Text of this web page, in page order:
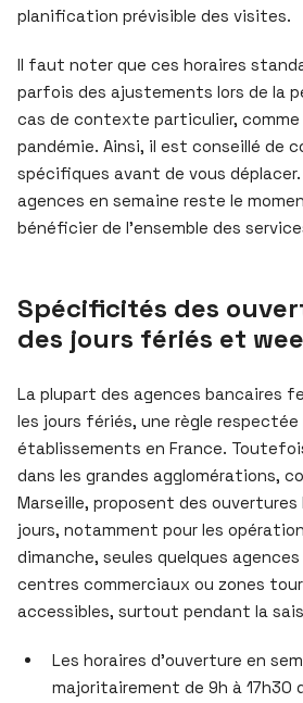
planification prévisible des visites.
Il faut noter que ces horaires
parfois des ajustements lors de la
cas de contexte particulier,
pandémie. Ainsi, il est conseillé de
spécifiques avant de vous déplacer.
agences en semaine reste le
bénéficier de l’ensemble des
Spécificités des
des jours fériés et
La plupart des agences bancaires
les jours fériés, une règle respectée
établissements en France.
dans les grandes agglomérations,
Marseille, proposent des
jours, notamment pour les
dimanche, seules quelques
centres commerciaux ou zones
accessibles, surtout pendant la
Les horaires d’ouverture en
majoritairement de 9h à 17h30